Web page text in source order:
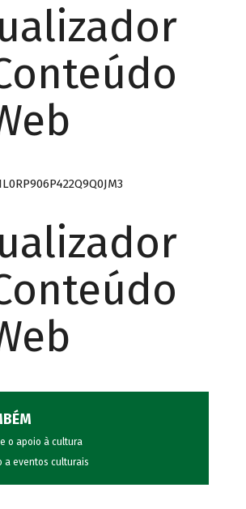
e o apoio à cultura
a eventos culturais